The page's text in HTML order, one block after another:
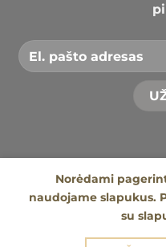
Norėdami
naudojame slapukus.
su